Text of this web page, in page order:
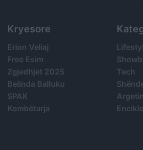
Kryesore
Erion Veliaj
Free Esim
Zgjedhjet 2025
Belinda Balluku
SPAK
Kombëtarja
Tech